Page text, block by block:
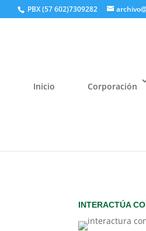
PBX (57 602)7309282
Inicio Corporación
INTERACTÚA